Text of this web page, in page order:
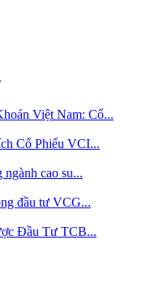
Việt Nam: Cổ...
Cổ Phiếu VCI...
cao su...
đầu tư VCG...
Đầu Tư TCB...